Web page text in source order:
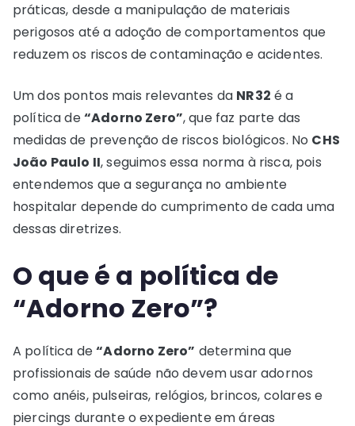
práticas, desde a manipulação de materiais
perigosos até a adoção de comportamentos que
reduzem os riscos de contaminação e acidentes.
Um dos pontos mais relevantes da NR32 é a
política de“Adorno Zero”, que faz parte das
medidas de prevenção de riscos biológicos. No CHS
João Paulo II, seguimos essa norma à risca, pois
entendemos que a segurança no ambiente
hospitalar depende do cumprimento de cada uma
dessas diretrizes.
O que é a política de
“Adorno Zero”?
A política de“Adorno Zero” determina que
profissionais de saúde não devem usar adornos
como anéis, pulseiras, relógios, brincos, colares e
piercings durante o expediente em áreas